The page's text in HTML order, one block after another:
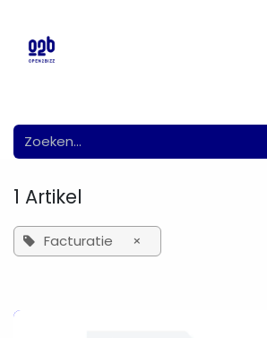
1 Artikel
Facturatie ×